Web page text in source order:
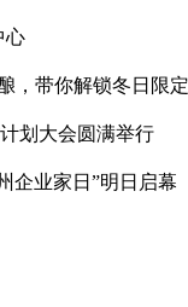
心
，带你解锁冬日限
划大会圆满举行
企业家日”明日启幕